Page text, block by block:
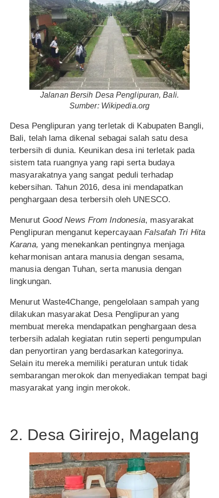
Jalanan Bersih Desa Penglipuran, Bali.
Sumber: Wikipedia.org
Desa Penglipuran yang terletak di Kabupaten Bangli,
Bali, telah lama dikenal sebagai salah satu desa
terbersih di dunia. Keunikan desa ini terletak pada
sistem tata ruangnya yang rapi serta budaya
masyarakatnya yang sangat peduli terhadap
kebersihan. Tahun 2016, desa ini mendapatkan
penghargaan desa terbersih oleh UNESCO.
Menurut Good News From Indonesia, masyarakat
Penglipuran menganut kepercayaanFalsafah Tri Hita
Karana, yang menekankan pentingnya menjaga
keharmonisan antara manusia dengan sesama,
manusia dengan Tuhan, serta manusia dengan
lingkungan.
Menurut Waste4Change, pengelolaan sampah yang
dilakukan masyarakat Desa Penglipuran yang
membuat mereka mendapatkan penghargaan desa
terbersih adalah kegiatan rutin seperti pengumpulan
dan penyortiran yang berdasarkan kategorinya.
Selain itu mereka memiliki peraturan untuk tidak
sembarangan merokok dan menyediakan tempat bagi
masyarakat yang ingin merokok.
2. Desa Girirejo, Magelang